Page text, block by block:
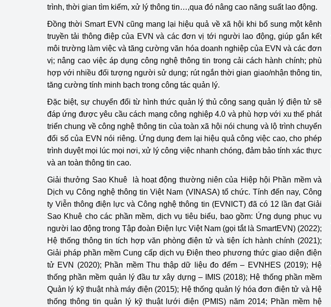
trình, thời gian tìm kiếm, xử lý thông tin…,qua đó nâng cao năng suất lao động.
Đồng thời Smart EVN cũng mang lại hiệu quả về xã hội khi bổ sung một kênh
truyền tải thông điệp của EVN và các đơn vị tới người lao động, giúp gắn kết
môi trường làm việc và tăng cường văn hóa doanh nghiệp của EVN và các đơn
vị; nâng cao việc áp dụng công nghệ thông tin trong cải cách hành chính; phù
hợp với nhiều đối tượng người sử dụng; rút ngắn thời gian giao/nhận thông tin,
tăng cường tính minh bạch trong công tác quản lý.
Đặc biệt, sự chuyển đổi từ hình thức quản lý thủ công sang quản lý điện tử sẽ
đáp ứng được yêu cầu cách mạng công nghiệp 4.0 và phù hợp với xu thế phát
triển chung về công nghệ thông tin của toàn xã hội nói chung và lộ trình chuyển
đổi số của EVN nói riêng. Ứng dụng đem lại hiệu quả công việc cao, cho phép
trình duyệt mọi lúc mọi nơi, xử lý công việc nhanh chóng, đảm bảo tính xác thực
và an toàn thông tin cao.
Giải thưởng Sao Khuê là hoạt động thường niên của Hiệp hội Phần mềm và
Dịch vụ Công nghệ thông tin Việt Nam (VINASA) tổ chức. Tính đến nay, Công
ty Viễn thông điện lực và Công nghệ thông tin (EVNICT) đã có 12 lần đạt Giải
Sao Khuê cho các phần mềm, dịch vụ tiêu biểu, bao gồm: Ứng dụng phục vụ
người lao động trong Tập đoàn Điện lực Việt Nam (gọi tắt là SmartEVN) (2022);
Hệ thống thông tin tích hợp văn phòng điện tử và tiện ích hành chính (2021);
Giải pháp phần mềm Cung cấp dịch vụ Điện theo phương thức giao diện điện
tử EVN (2020); Phần mềm Thu thập dữ liệu đo đếm – EVNHES (2019); Hệ
thống phần mềm quản lý đầu tư xây dựng – IMIS (2018); Hệ thống phần mềm
Quản lý kỹ thuật nhà máy điện (2015); Hệ thống quản lý hóa đơn điện tử và Hệ
thống thông tin quản lý kỹ thuật lưới điện (PMIS) năm 2014; Phần mềm hệ